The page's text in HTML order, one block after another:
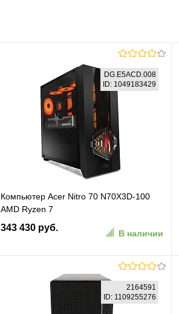
DG.E5ACD.008
ID: 1049183429
Компьютер Acer Nitro 70 N70X3D-100
AMD Ryzen 7
9800X3D/32Gb/SSD1Tb/RTX5080
16Gb/PSU 1200W/NoOS/Black
343 430 руб.
В наличии
В корзину
2164591
ID: 1109255276